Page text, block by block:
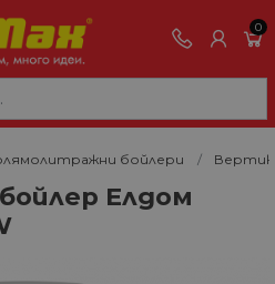
0
бойлери
Елдом